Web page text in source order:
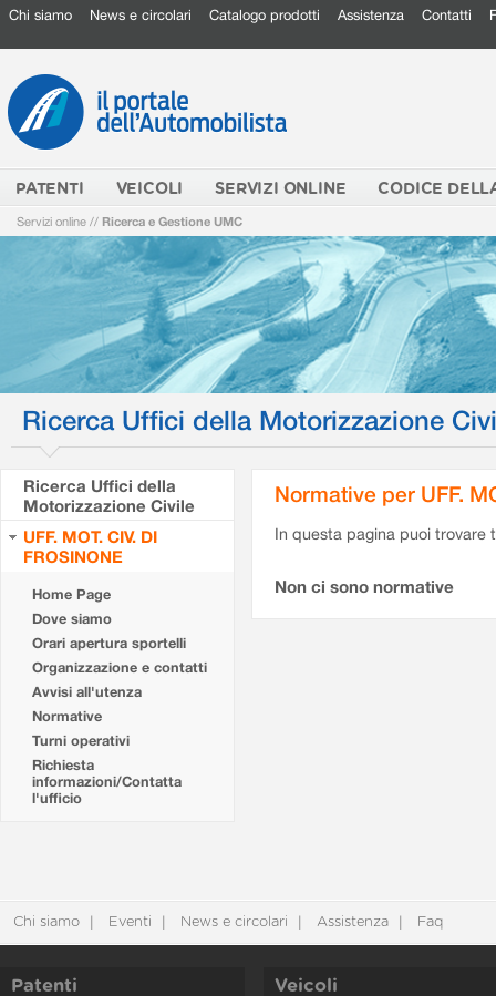
Chi siamo News e circolari Catalogo prodotti Assistenza Contatti
PATENTI VEICOLI SERVIZI ONLINE CODICE
Servizi online // Ricerca e Gestione UMC
Ricerca Uffici della Motorizzazione
Ricerca Uffici della
Motorizzazione Civile
UFF. MOT. CIV. DI
FROSINONE
Home Page
Dove siamo
Orari apertura sportelli
Organizzazione e contatti
Avvisi all'utenza
Normative
Turni operativi
Richiesta
informazioni/Contatta
l'ufficio
Normative per UFF.
In questa pagina puoi
Non ci sono normative
Chi siamo Eventi News e circolari Assistenza Faq
Patenti Veicoli